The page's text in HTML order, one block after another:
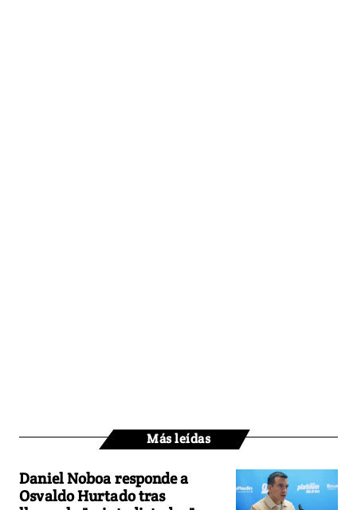
Más leídas
Daniel Noboa responde a
Osvaldo Hurtado tras